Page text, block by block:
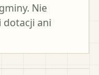
Nie
dotacji ani